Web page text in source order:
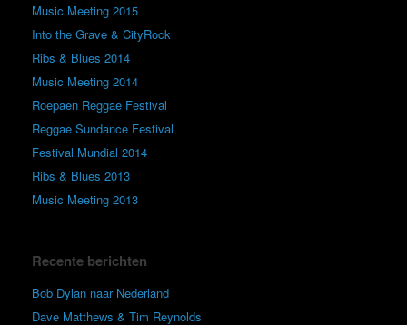
Music Meeting 2015
Into the Grave & CityRock
Ribs & Blues 2014
Music Meeting 2014
Roepaen Reggae Festival
Reggae Sundance Festival
Festival Mundial 2014
Ribs & Blues 2013
Music Meeting 2013
Recente berichten
Bob Dylan naar Nederland
Dave Matthews & Tim Reynolds